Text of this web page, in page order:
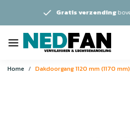
verzending boven de €500,-
Home Dakdoorgang 1120 mm (1170 mm)